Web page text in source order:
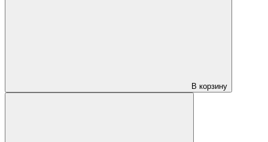
В корзину